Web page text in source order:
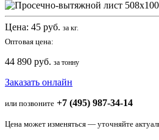
Цена: 45 руб. за кг.
Оптовая цена:
44 890 руб. за тонну
Заказать онлайн
или позвоните +7 (495) 987-34-14
Цена может изменяться — уточняйте